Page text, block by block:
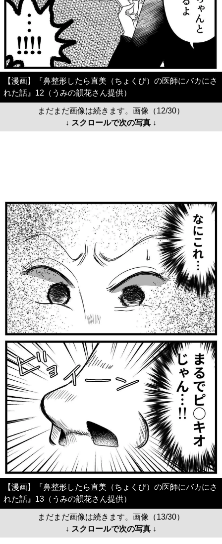
【漫画】『鼻整形したら直美（ちょくび）の医師にバカにさ
れた話』12（うみの韻花さん提供）
まだまだ画像は続きます。画像（12/30）
↓ スクロールで次の写真 ↓
【漫画】『鼻整形したら直美（ちょくび）の医師にバカにさ
れた話』13（うみの韻花さん提供）
まだまだ画像は続きます。画像（13/30）
↓ スクロールで次の写真 ↓